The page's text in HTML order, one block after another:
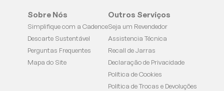
Sobre Nós
Simplifique com a Cadence
Descarte Sustentável
Perguntas Frequentes
Mapa do Site
Outros Serviços
Seja um Revendedor
Assistencia Técnica
Recall de Jarras
Declaração de Privacidade
Política de Cookies
Política de Trocas e Devoluções